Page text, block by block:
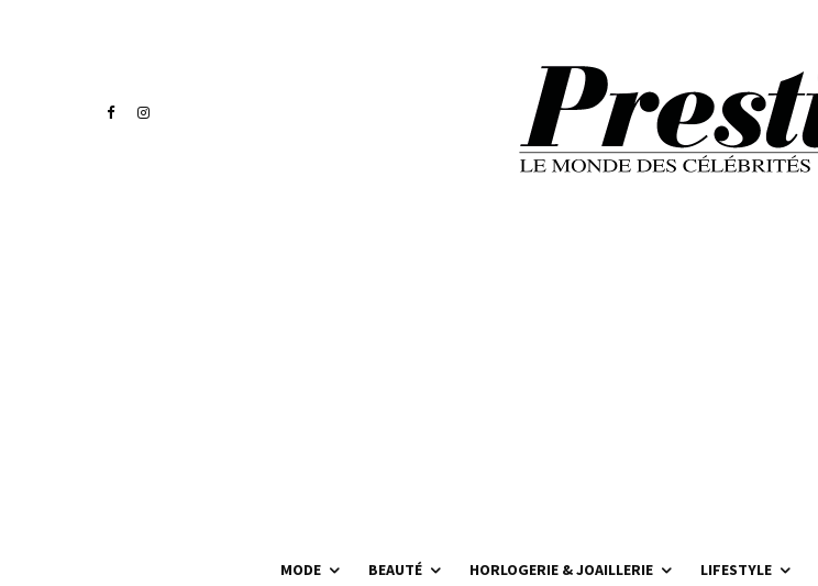
MODE BEAUTÉ HORLOGERIE & JOAILLERIE LIFESTYLE